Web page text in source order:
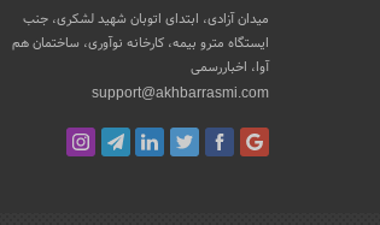
میدان آزادی، ابتدای اتوبان شهید لشکری، جنب
ایستگاه مترو بیمه، کارخانه نوآوری، ساختمان هم
آوا، اخباررسمی
support@akhbarrasmi.com